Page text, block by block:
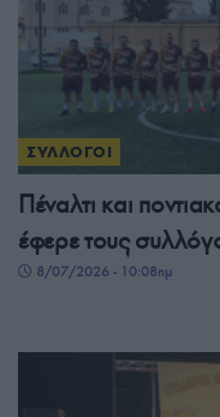
ΣΥΛΛΟΓΟΙ
Πέναλτι και
έφερε τους
8/07/2026 - 10:08πμ